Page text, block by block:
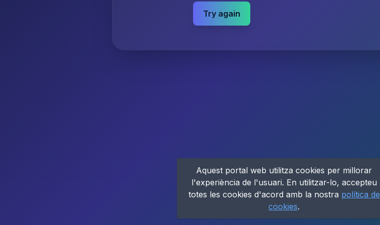
Try again
Aquest portal web utilitza cookies per millorar
l'experiència de l'usuari. En utilitzar-lo, accepteu
totes les cookies d'acord amb la nostra política de
cookies.